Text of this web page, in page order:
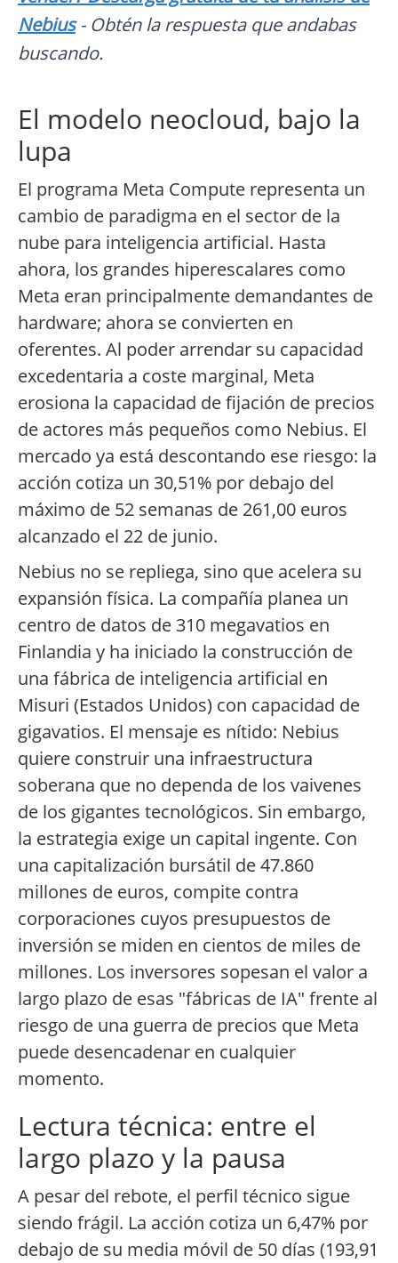
Nebius- Obtén la respuesta que andabas
buscando.
El modelo neocloud, bajo la
lupa
El programa Meta Compute representa un
cambio de paradigma en el sector de la
nube para inteligencia artificial. Hasta
ahora, los grandes hiperescalares como
Meta eran principalmente demandantes de
hardware; ahora se convierten en
oferentes. Al poder arrendar su capacidad
excedentaria a coste marginal, Meta
erosiona la capacidad de fijación de precios
de actores más pequeños como Nebius. El
mercado ya está descontando ese riesgo: la
acción cotiza un 30,51% por debajo del
máximo de 52 semanas de 261,00 euros
alcanzado el 22 de junio.
Nebius no se repliega, sino que acelera su
expansión física. La compañía planea un
centro de datos de 310 megavatios en
Finlandia y ha iniciado la construcción de
una fábrica de inteligencia artificial en
Misuri (Estados Unidos) con capacidad de
gigavatios. El mensaje es nítido: Nebius
quiere construir una infraestructura
soberana que no dependa de los vaivenes
de los gigantes tecnológicos. Sin embargo,
la estrategia exige un capital ingente. Con
una capitalización bursátil de 47.860
millones de euros, compite contra
corporaciones cuyos presupuestos de
inversión se miden en cientos de miles de
millones. Los inversores sopesan el valor a
largo plazo de esas "fábricas de IA" frente al
riesgo de una guerra de precios que Meta
puede desencadenar en cualquier
momento.
Lectura técnica: entre el
largo plazo y la pausa
A pesar del rebote, el perfil técnico sigue
siendo frágil. La acción cotiza un 6,47% por
debajo de su media móvil de 50 días (193,91